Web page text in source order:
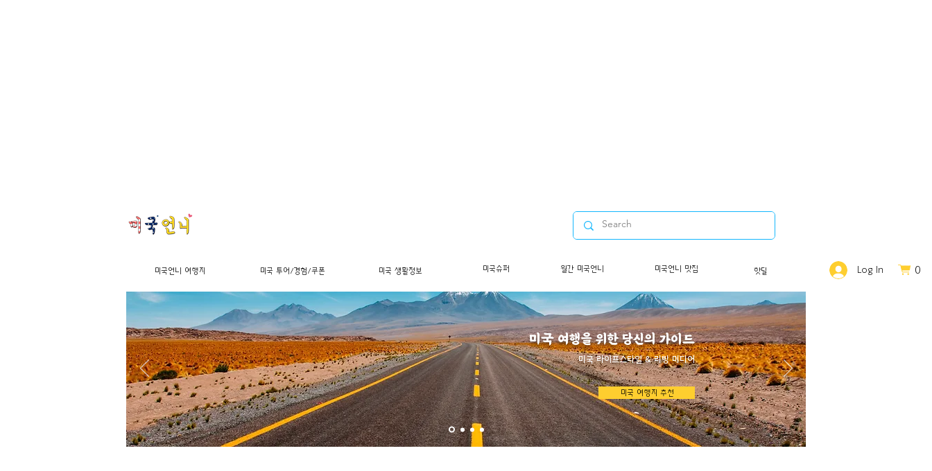
미국 여행을 위한 당신의 가이드
​미국 라이프스타일 & 리빙 미디어
미국 여행지 추천
미국언니 여행지 미국 투어/경험/쿠폰 미국 생활정보 미국슈퍼 월간 미국언니 미국언니 맛집 핫딜 Log In 0